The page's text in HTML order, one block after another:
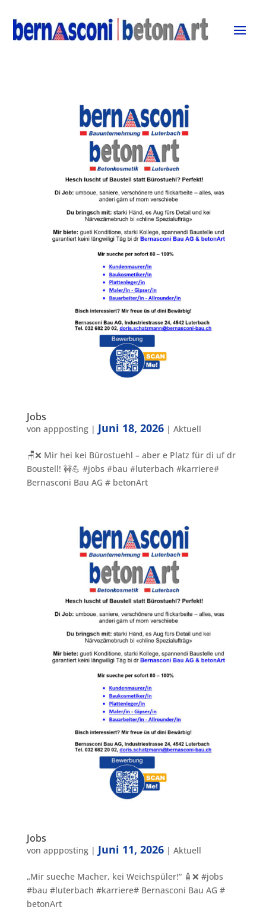
Jobs
von appposting| Juni 18, 2026| Aktuell
🪑❌ Mir hei kei Bürostuehl – aber e Platz für di uf dr
Boustell! 🚧💪 #jobs #bau #luterbach #karriere#
Bernasconi Bau AG # betonArt
Jobs
von appposting| Juni 11, 2026| Aktuell
„Mir sueche Macher, kei Weichspüler!“ 🧴❌ #jobs
#bau #luterbach #karriere# Bernasconi Bau AG #
betonArt